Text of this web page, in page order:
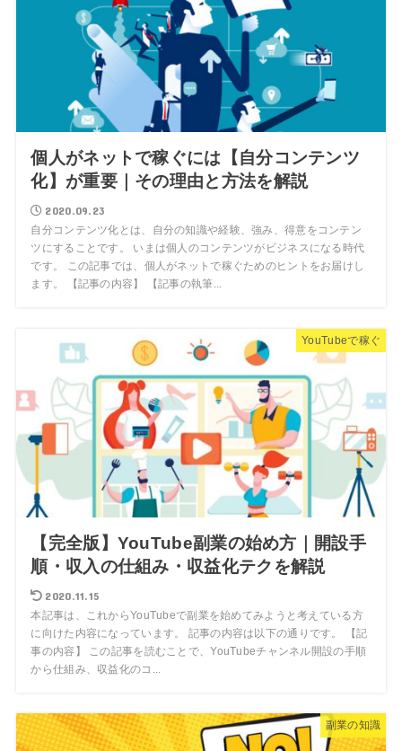
個人がネットで稼ぐには【自分コンテンツ
化】が重要｜その理由と方法を解説
2020.09.23
自分コンテンツ化とは、自分の知識や経験、強み、得意をコンテン
ツにすることです。 いまは個人のコンテンツがビジネスになる時代
です。 この記事では、個人がネットで稼ぐためのヒントをお届けし
ます。 【記事の内容】 【記事の執筆...
YouTubeで稼ぐ
【完全版】YouTube副業の始め方｜開設手
順・収入の仕組み・収益化テクを解説
2020.11.15
本記事は、これからYouTubeで副業を始めてみようと考えている方
に向けた内容になっています。 記事の内容は以下の通りです。 【記
事の内容】 この記事を読むことで、YouTubeチャンネル開設の手順
から仕組み、収益化のコ...
副業の知識